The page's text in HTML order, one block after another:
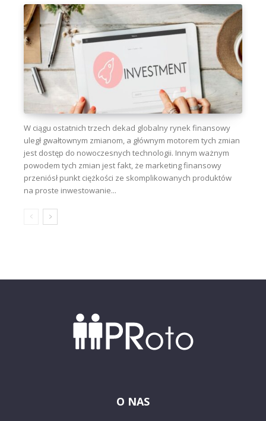
W ciągu ostatnich trzech dekad globalny rynek finansowy
uległ gwałtownym zmianom, a głównym motorem tych zmian
jest dostęp do nowoczesnych technologii. Innym ważnym
powodem tych zmian jest fakt, że marketing finansowy
przeniósł punkt ciężkości ze skomplikowanych produktów
na proste inwestowanie...
O NAS